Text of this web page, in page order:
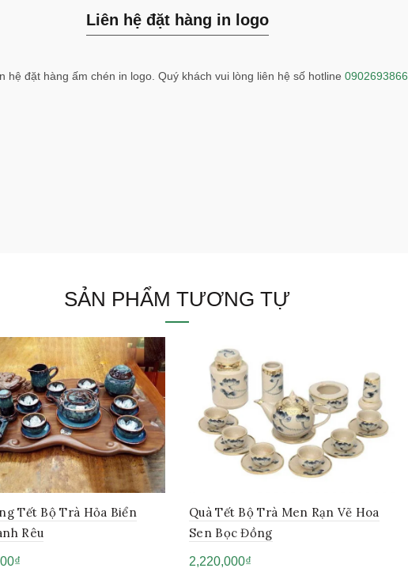
Liên hệ đặt hàng in logo
hệ đặt hàng ấm chén in logo. Quý khách vui lòng liên hệ số hotline 0902693866
SẢN PHẨM TƯƠNG TỰ
Tết Bộ Trà Hỏa Biển
Rêu
₫
Quà Tết Bộ Trà Men Rạn Vẽ Hoa
Sen Bọc Đồng
2,220,000₫